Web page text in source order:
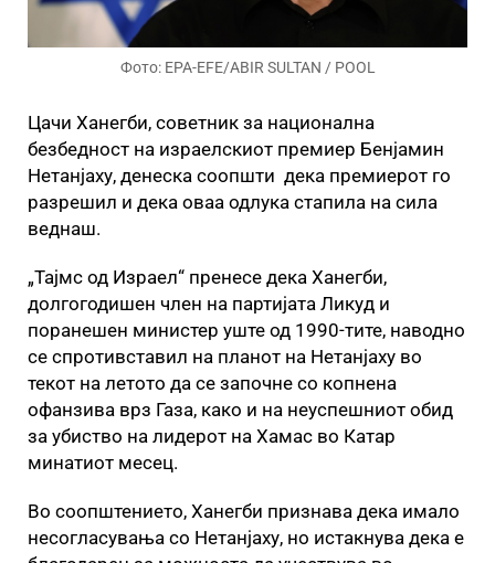
Фото: EPA-EFE/ABIR SULTAN / POOL
Цачи Ханегби, советник за национална
безбедност на израелскиот премиер Бенјамин
Нетанјаху, денеска соопшти дека премиерот го
разрешил и дека оваа одлука стапила на сила
веднаш.
„Тајмс од Израел“ пренесе дека Ханегби,
долгогодишен член на партијата Ликуд и
поранешен министер уште од 1990-тите, наводно
се спротивставил на планот на Нетанјаху во
текот на летото да се започне со копнена
офанзива врз Газа, како и на неуспешниот обид
за убиство на лидерот на Хамас во Катар
минатиот месец.
Во соопштението, Ханегби признава дека имало
несогласувања со Нетанјаху, но истакнува дека е